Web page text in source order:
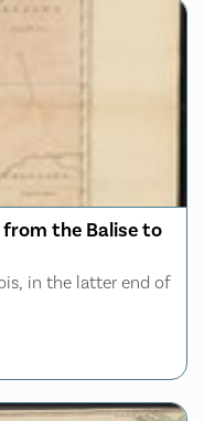
the Balise to
in the latter end of